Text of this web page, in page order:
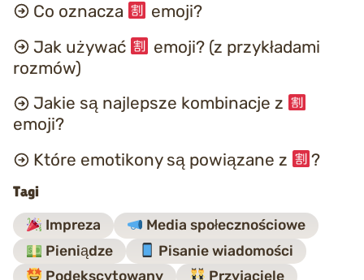
Co oznacza
emoji?
Jak używać
emoji? (z przykładami
rozmów)
Jakie są najlepsze kombinacje z
emoji?
Które emotikony są powiązane z
?
Tagi
Impreza
Media społecznościowe
Pieniądze
Pisanie wiadomości
Podekscytowany
Przyjaciele